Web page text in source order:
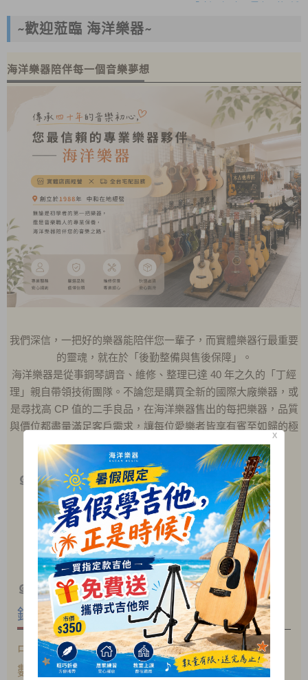
專業鋼琴到府調音、保養服務~ 歡迎來電預約!
木吉他大保養原價1050元 7-8月優惠方案只要780元!
全新二胡 本月優惠一律8折!
暑假限定!購買指定款吉他免費送攜帶式吉他架!
專業鋼琴到府調音、保養服務~ 歡迎來電預約!
~歡迎蒞臨 海洋樂器~
海洋樂器陪伴每一個音樂夢想
我們深信，一把好的樂器能陪伴您一輩子，而實體樂器行最重要
的靈魂，就在於「後勤整備與售後保障」。
海洋樂器是從事鋼琴調音、維修、整理已達 40 年之久的「丁經
理」親自帶領技術團隊。不論您是購買全新的國際大廠樂器，或
是尋找高 CP 值的二手良品，在海洋樂器售出的每把樂器，品質
與價位都盡量滿足客戶需求，讓每位愛樂者皆享有賓至如歸的極
致安心感。
๑ 我們擁有專業技術
專業鋼琴調音與維修
吉他換弦與定期保養
各類樂器維修與調整服務
๑ 我們專營各式中西樂器
鋼琴 吉他 提琴
中古鋼琴 電/木吉他 小提琴
數位鋼琴
電貝斯
中提琴
X